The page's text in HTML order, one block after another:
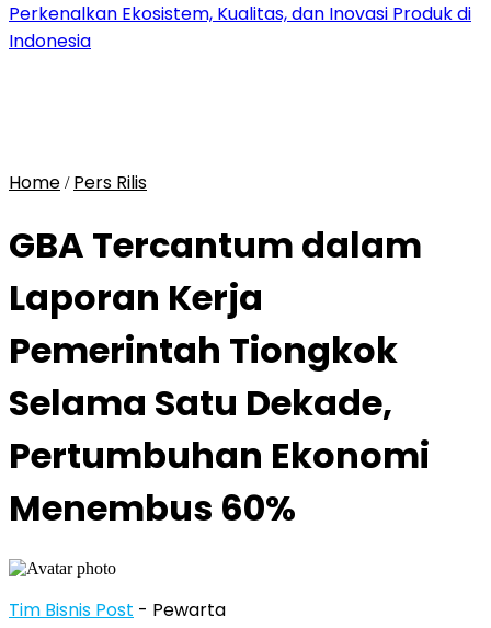
Perkenalkan Ekosistem, Kualitas, dan Inovasi Produk di
Indonesia
Home / Pers Rilis
GBA Tercantum dalam
Laporan Kerja
Pemerintah Tiongkok
Selama Satu Dekade,
Pertumbuhan Ekonomi
Menembus 60%
Tim Bisnis Post - Pewarta